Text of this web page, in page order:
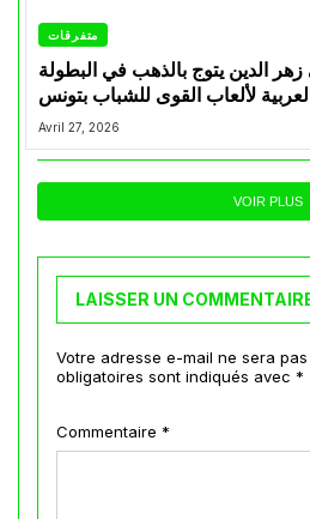
متفرقات
الدين يتوج بالذهب في البطولة
لألعاب القوى للشباب بتونس
Avril 27, 2026
VOIR PLUS
LAISSER UN
Votre adresse e-mail ne sera
obligatoires sont indiqués avec *
Commentaire *